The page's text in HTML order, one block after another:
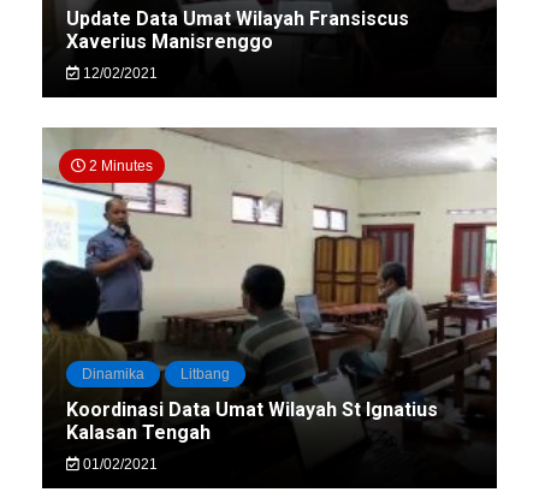
Update Data Umat Wilayah Fransiscus
Xaverius Manisrenggo
12/02/2021
2 Minutes
Dinamika Litbang
Koordinasi Data Umat Wilayah St Ignatius
Kalasan Tengah
01/02/2021